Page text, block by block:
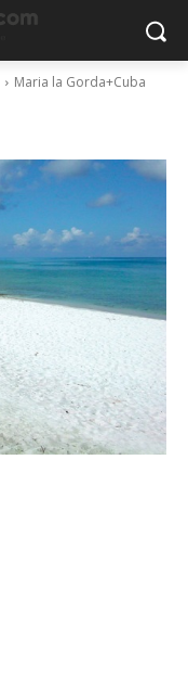
Maria la Gorda+Cuba